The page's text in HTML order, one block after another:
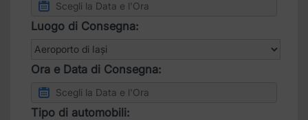
Luogo di Consegna:
Ora e Data di Consegna:
Tipo di automobili: